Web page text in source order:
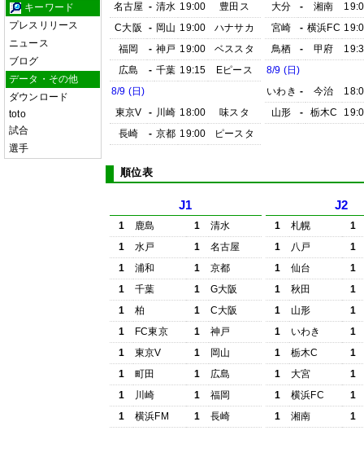
キーワード
プレスリリース
ニュース
ブログ
データ・その他
ダウンロード
toto
試合
選手
名古屋 - 清水 19:00
豊田ス
C大阪
- 岡山 19:00
ハナサカ
福岡
- 神戸 19:00
ベススタ
広島
- 千葉 19:15
Eピース
8/9 (日)
東京V
- 川崎 18:00
味スタ
長崎
- 京都 19:00 ピースタ
大分
- 湘南
宮崎
- 横浜FC
鳥栖
- 甲府
8/9 (日)
いわき - 今治
山形
- 栃木C
順位表
J1
1 鹿島 1
清水
1
水戸 1
名古屋
1
浦和 1
京都
1
千葉 1
G大阪
1
柏 1
C大阪
1
FC東京 1
神戸
1
東京V 1
岡山
1
町田 1
広島
1
川崎 1
福岡
1
横浜FM 1 長崎
J2
1 札幌
1
1
八戸
1
1
仙台
1
1
秋田
1
1
山形
1
1
いわき
1
1
栃木C
1
1
大宮
1
1
横浜FC
1
1
湘南 1